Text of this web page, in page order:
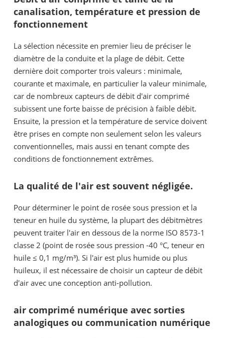
canalisation, température et pression de
fonctionnement
La sélection nécessite en premier lieu de préciser le
diamètre de la conduite et la plage de débit. Cette
dernière doit comporter trois valeurs : minimale,
courante et maximale, en particulier la valeur minimale,
car de nombreux capteurs de débit d'air comprimé
subissent une forte baisse de précision à faible débit.
Ensuite, la pression et la température de service doivent
être prises en compte non seulement selon les valeurs
conventionnelles, mais aussi en tenant compte des
conditions de fonctionnement extrêmes.
La qualité de l'air est souvent négligée.
Pour déterminer le point de rosée sous pression et la
teneur en huile du système, la plupart des débitmètres
peuvent traiter l'air en dessous de la norme ISO 8573-1
classe 2 (point de rosée sous pression -40 °C, teneur en
huile ≤ 0,1 mg/m³). Si l'air est plus humide ou plus
huileux, il est nécessaire de choisir un capteur de débit
d'air avec une conception anti-pollution.
air comprimé numérique avec sorties
analogiques ou communication numérique